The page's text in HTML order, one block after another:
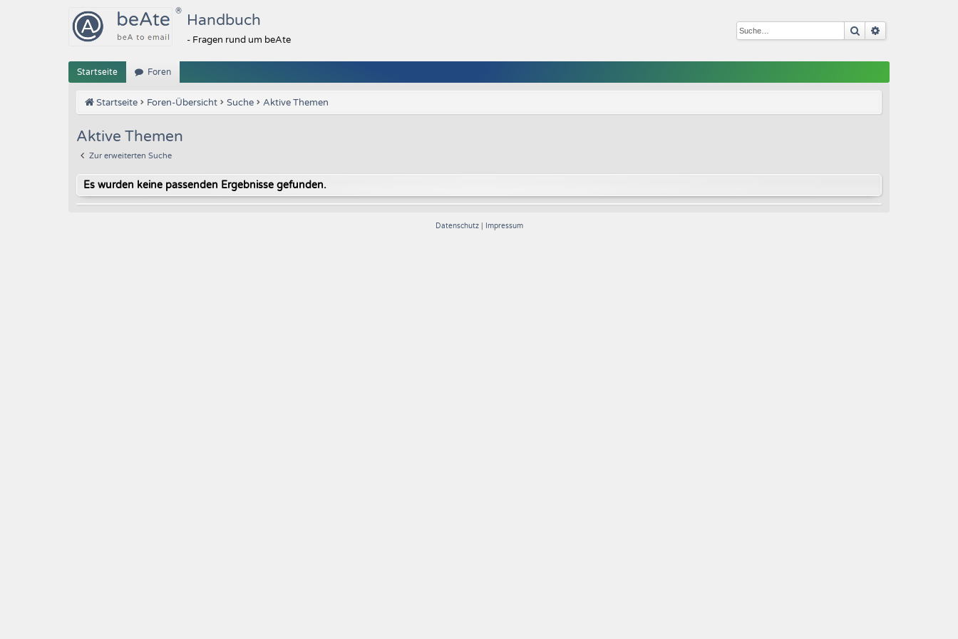
Handbuch
- Fragen rund um beAte
Suche
Startseite Foren
Startseite Foren-Übersicht Suche Aktive Themen
Aktive Themen
Zur erweiterten Suche
Es wurden keine passenden Ergebnisse gefunden.
Datenschutz Impressum